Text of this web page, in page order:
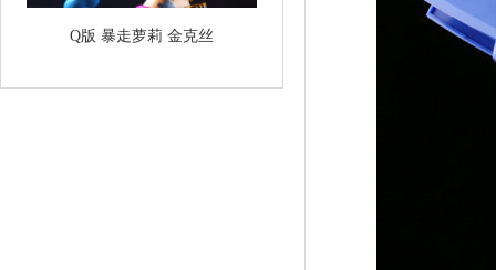
Q版 暴走萝莉 金克丝